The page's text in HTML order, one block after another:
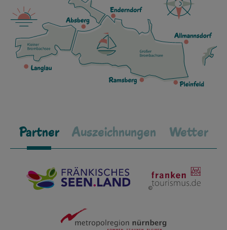
Partner Auszeichnungen Wetter